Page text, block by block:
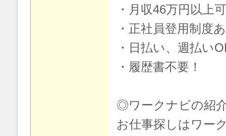
・月収46万円以上可
・正社員登用制度
・日払い、週払い
・履歴書不要！
◎ワークナビの紹
お仕事探しはワー